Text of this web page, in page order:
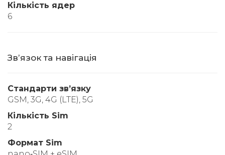
Кількість ядер
6
Звʼязок та навігація
Стандарти звʼязку
GSM, 3G, 4G (LTE), 5G
Кількість Sim
2
Формат Sim